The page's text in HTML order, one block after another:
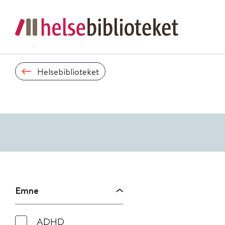
Helsebiblioteket
Emne
ADHD